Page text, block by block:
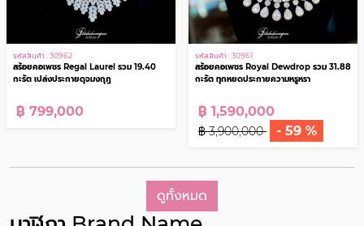
NEW
กะรัต ทุกหยดประกายความหรูหรา